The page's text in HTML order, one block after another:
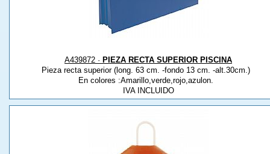
A439872 · PIEZA RECTA SUPERIOR PISCINA
Pieza recta superior (long. 63 cm. -fondo 13 cm. -alt.30cm.)
En colores :Amarillo,verde,rojo,azulon.
IVA INCLUIDO